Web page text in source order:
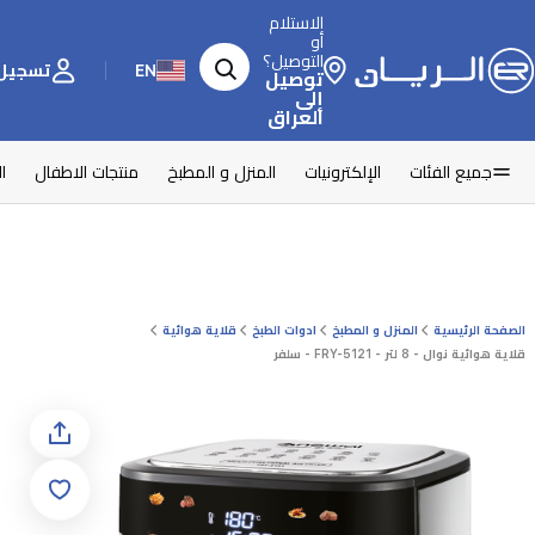
الاستلام
أو
التوصيل؟
توصيل
إلى
العراق
EN تسجيل
جميع الفئات الإلكترونيات المنزل و المطبخ منتجات الاطفال
الصفحة الرئيسية المنزل و المطبخ ادوات الطبخ
قلاية هوائية
قلاية هوائية نوال - 8 لتر - FRY-5121 - سلفر